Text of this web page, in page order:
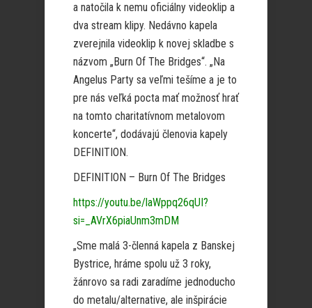
a natočila k nemu oficiálny videoklip a
dva stream klipy. Nedávno kapela
zverejnila videoklip k novej skladbe s
názvom „Burn Of The Bridges“. „Na
Angelus Party sa veľmi tešíme a je to
pre nás veľká pocta mať možnosť hrať
na tomto charitatívnom metalovom
koncerte“, dodávajú členovia kapely
DEFINITION.
DEFINITION – Burn Of The Bridges
https://youtu.be/laWppq26qUI?
si=_AVrX6piaUnm3mDM
„Sme malá 3-členná kapela z Banskej
Bystrice, hráme spolu už 3 roky,
žánrovo sa radi zaradíme jednoducho
do metalu/alternative, ale inšpirácie